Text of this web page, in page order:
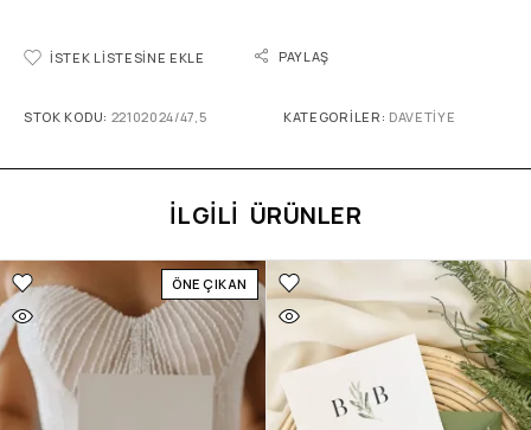
İSTEK LISTESINE EKLE PAYLAŞ
STOK KODU: 22102024/47,5 KATEGORILER: DAVETIYE
İLGILI ÜRÜNLER
ÖNE ÇIKAN